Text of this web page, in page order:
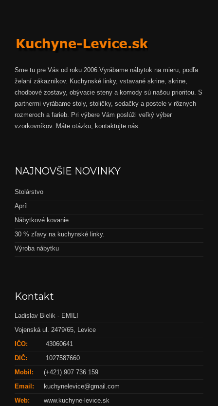
Sme tu pre Vás od roku 2006.Vyrábame nábytok na mieru, podľa
želaní zákazníkov. Kuchynské linky, vstavané skrine, skrine,
chodbové zostavy, obývacie steny a komody sú našou prioritou. S
partnermi vyrábame stoly, stoličky, sedačky a postele v rôznych
rozmeroch a farieb. Pri výbere Vám poslúži veľký výber
vzorkovníkov. Máte otázku, kontaktujte nás.
NAJNOVŠIE NOVINKY
Stolárstvo
Apríl
Nábytkové kovanie
30 % zľavy na kuchynské linky.
Výroba nábytku
Kontakt
Ladislav Bielik - EMILI
Vojenská ul. 2479/65, Levice
IČO:
43060641
DIČ:
1027587660
Mobil:
(+421) 907 736 159
Email:
kuchynelevice@gmail.com
Web:
www.kuchyne-levice.sk